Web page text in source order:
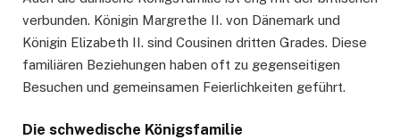
verbunden. Königin Margrethe II. von Dänemark und
Königin Elizabeth II. sind Cousinen dritten Grades. Diese
familiären Beziehungen haben oft zu gegenseitigen
Besuchen und gemeinsamen Feierlichkeiten geführt.
Die schwedische Königsfamilie